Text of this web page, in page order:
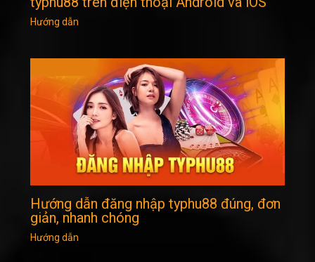
Hướng dẫn
Hướng dẫn đăng nhập typhu88 đúng, đơn
giản, nhanh chóng
Hướng dẫn